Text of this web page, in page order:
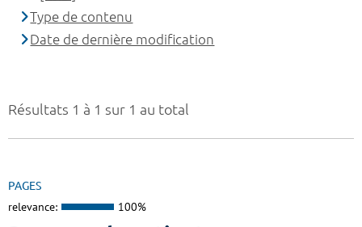
Résultats 1 à 1 sur 1 au total
PAGES
relevance: 100%
Type de contenu
Date de dernière modification